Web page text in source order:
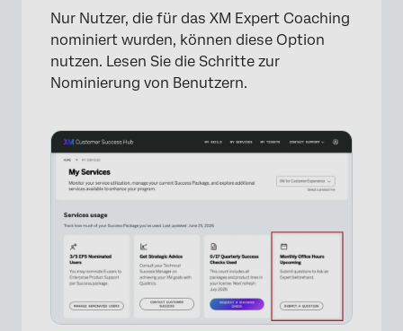
Nur Nutzer, die für das XM Expert Coaching
nominiert wurden, können diese Option
nutzen. Lesen Sie die Schritte zur
Nominierung von Benutzern.